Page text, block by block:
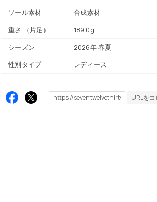
ソール素材
合成素材
重さ
（片足）
189.0g
シーズン
2026年 春夏
性別タイプ
レディース
URLをコ